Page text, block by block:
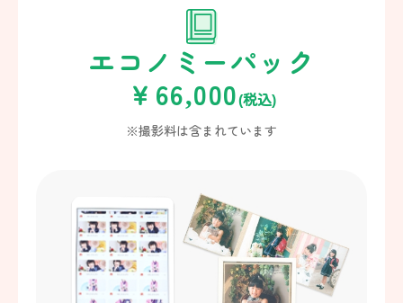
エコノミーパック
￥66,000(税込)
※撮影料は含まれています